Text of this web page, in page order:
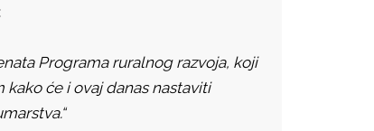
Programa ruralnog razvoja, koji
će i ovaj danas nastaviti